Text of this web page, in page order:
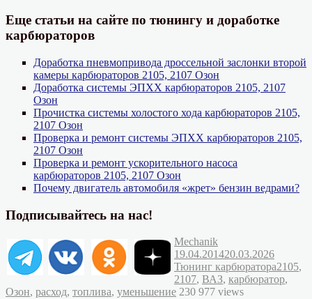
Еще статьи на сайте по тюнингу и доработке
карбюраторов
Доработка пневмопривода дроссельной заслонки второй
камеры карбюраторов 2105, 2107 Озон
Доработка системы ЭПХХ карбюраторов 2105, 2107
Озон
Прочистка системы холостого хода карбюраторов 2105,
2107 Озон
Проверка и ремонт системы ЭПХХ карбюраторов 2105,
2107 Озон
Проверка и ремонт ускорительного насоса
карбюраторов 2105, 2107 Озон
Почему двигатель автомобиля «жрет» бензин ведрами?
Подписывайтесь на нас!
Автор
MechanikОпубликовано
19.04.201420.03.2026
Тюнинг карбюратораМетки
2105,
2107, ВАЗ, карбюратор,
Озон, расход, топлива, уменьшение 230 977 views